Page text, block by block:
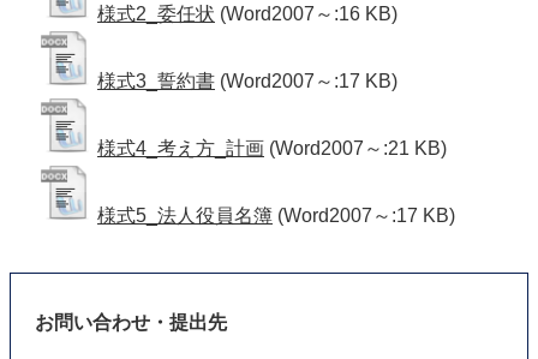
様式2_委任状 (Word2007～:16 KB)
様式3_誓約書 (Word2007～:17 KB)
様式4_考え方_計画 (Word2007～:21 KB)
様式5_法人役員名簿 (Word2007～:17 KB)
お問い合わせ・提出先